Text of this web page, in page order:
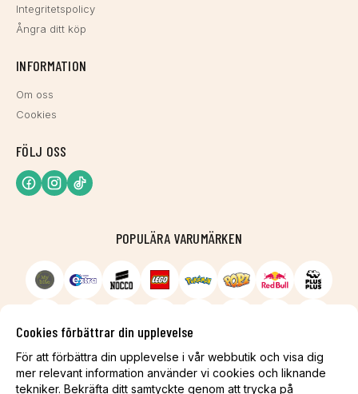
Cookies förbättrar din upplevelse
För att förbättra din upplevelse i vår webbutik och visa dig
mer relevant information använder vi cookies och liknande
tekniker. Bekräfta ditt samtyckte genom att trycka på
Integritetspolicy
Ångra ditt köp
INFORMATION
Om oss
Cookies
FÖLJ OSS
POPULÄRA VARUMÄRKEN